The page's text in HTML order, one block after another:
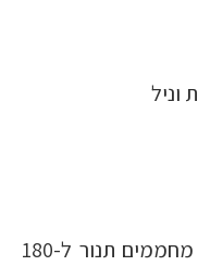
1. מתחילים בהכנת עוגות הווניל: מחממים תנור ל-180